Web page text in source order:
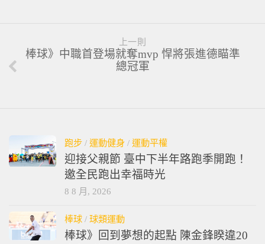
上一則
棒球》中職首登場就奪mvp 悍將張進德瞄準
總冠軍
跑步 / 運動健身 / 運動平權
迎接父親節 臺中下半年路跑季開跑！
邀全民跑出幸福時光
8 8 月, 2026
棒球 / 球類運動
棒球》回到夢想的起點 陳金鋒睽違20